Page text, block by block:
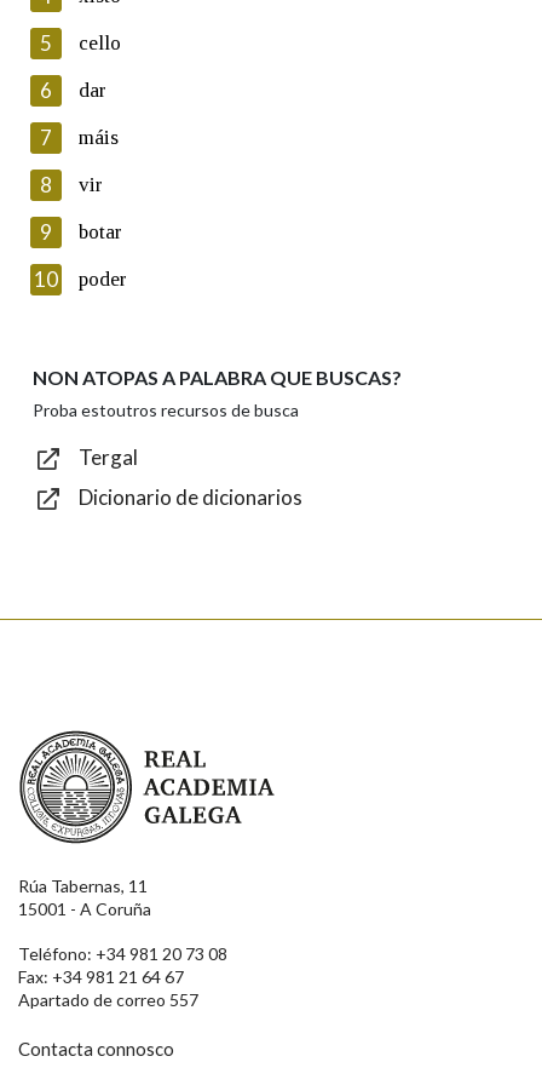
Lin e acepto as condicións da política de
Introduce o código que aparece na imaxe:
Texto de verificación
Enviar
5 cello
6 dar
7 máis
8 vir
9 botar
10 poder
NON ATOPAS A PALABRA QUE BUSCAS?
Proba estoutros recursos de busca
Tergal
Dicionario de dicionarios
Real Academia Galega
Rúa Tabernas, 11
15001 - A Coruña
Teléfono: +34 981 20 73 08
Fax: +34 981 21 64 67
Apartado de correo 557
Contacta connosco